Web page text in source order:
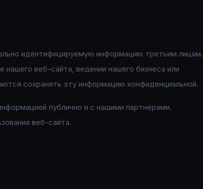
идентифицируемую информацию третьим лицам.
веб-сайта, ведении нашего бизнеса или
сохранять эту информацию конфиденциальной.
публично и с нашими партнерами.
веб-сайта.